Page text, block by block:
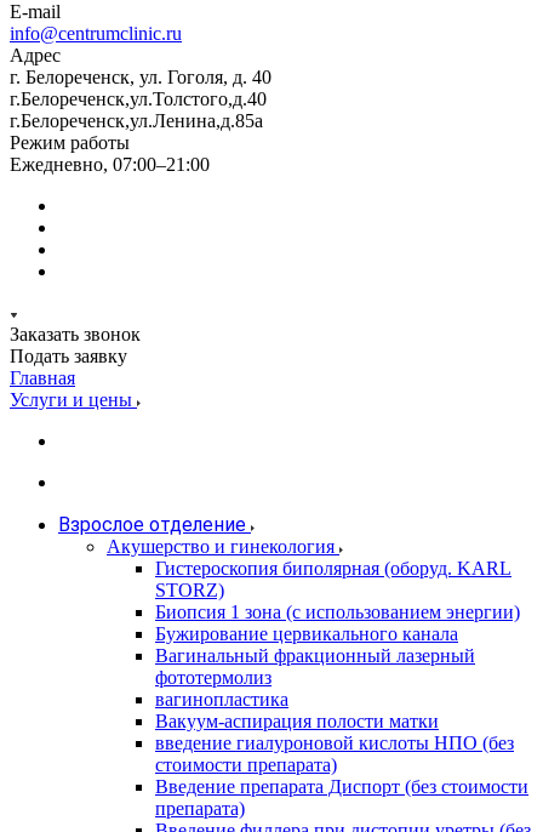
E-mail
info@centrumclinic.ru
Адрес
г. Белореченск, ул. Гоголя, д. 40
г.Белореченск,ул.Толстого,д.40
г.Белореченск,ул.Ленина,д.85а
Режим работы
Ежедневно, 07:00–21:00
Заказать звонок
Подать заявку
Главная
Услуги и цены
Взрослое отделение
Акушерство и гинекология
Гистероскопия биполярная (оборуд. KARL
STORZ)
Биопсия 1 зона (с использованием энергии)
Бужирование цервикального канала
Вагинальный фракционный лазерный
фототермолиз
вагинопластика
Вакуум-аспирация полости матки
введение гиалуроновой кислоты НПО (без
стоимости препарата)
Введение препарата Диспорт (без стоимости
препарата)